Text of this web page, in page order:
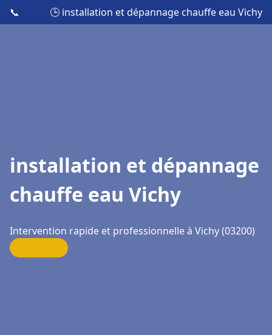
📞 🕒 installation et dépannage chauffe eau Vichy
installation et dépannage
chauffe eau Vichy
Intervention rapide et professionnelle à Vichy (03200)